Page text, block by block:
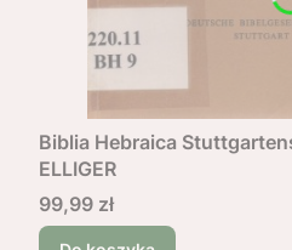
Biblia Hebraica
ELLIGER
Cena
99,99 zł